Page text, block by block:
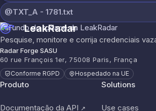
@TXT_A - 1781.txt
LeakRadar
Pesquise, monitore e corrija credenciais
Radar Forge SASU
60 rue François 1er, 75008 Paris, França
Conforme RGPD Hospedado na UE
Produto
Documentação da API ↗
Solutions
Use cases